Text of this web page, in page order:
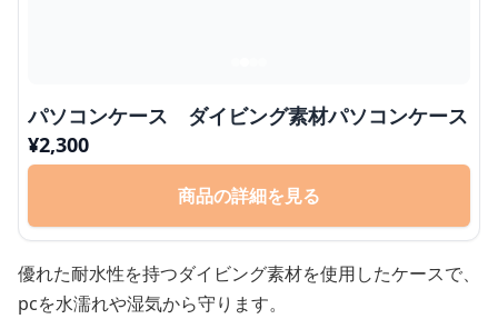
パソコンケース ダイビング素材パソコンケース
¥2,300
商品の詳細を見る
優れた耐水性を持つダイビング素材を使用したケースで、
pcを水濡れや湿気から守ります。